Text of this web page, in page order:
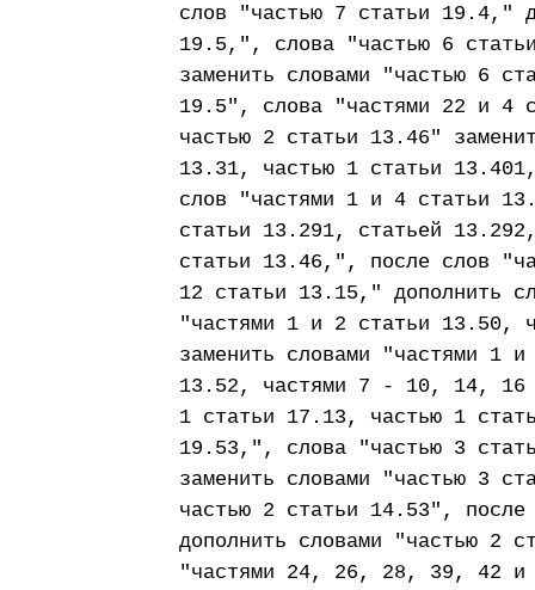
слов "частью 7 статьи 19.4,"
19.5,", слова "частью 6
заменить словами "частью 6
19.5", слова "частями 22 и 4
частью 2 статьи 13.46"
13.31, частью 1 статьи
слов "частями 1 и 4 статьи
статьи 13.291, статьей
статьи 13.46,", после слов
12 статьи 13.15," дополнить
"частями 1 и 2 статьи 13.50,
заменить словами "частями 1
13.52, частями 7 - 10, 14, 16
1 статьи 17.13, частью 1
19.53,", слова "частью 3
заменить словами "частью 3
частью 2 статьи 14.53",
дополнить словами "частью 2
"частями 24, 26, 28, 39, 42 и